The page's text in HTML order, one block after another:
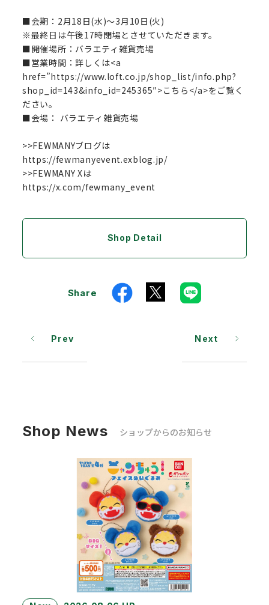
■会期：2月18日(水)～3月10日(火)
※最終日は午後17時閉場とさせていただきます。
■開催場所：バラエティ雑貨売場
■営業時間：詳しくは<a
href=”https://www.loft.co.jp/shop_list/info.php?
shop_id=143&info_id=245365″>こちら</a>をご覧く
ださい。
■会場： バラエティ雑貨売場
>>FEWMANYブログは
https://fewmanyevent.exblog.jp/
>>FEWMANY Xは
https://x.com/fewmany_event
Shop Detail
Share
Prev Next
Shop News ショップからのお知らせ